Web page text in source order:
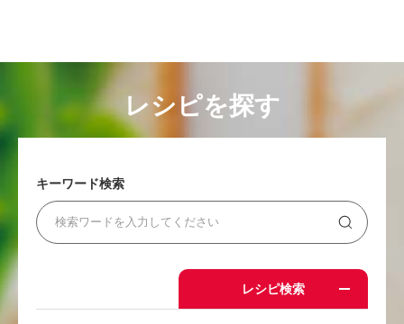
レシピを探す
キーワード検索
レシピ検索